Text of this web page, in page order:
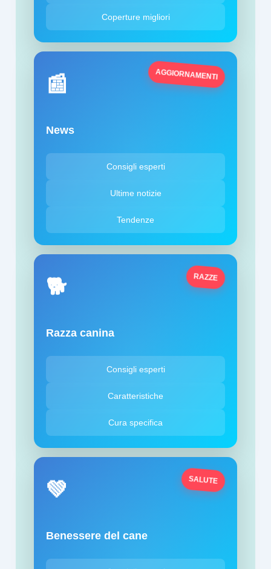
Coperture migliori
AGGIORNAMENTI
📰
News
Consigli esperti
Ultime notizie
Tendenze
RAZZE
🐕
Razza canina
Consigli esperti
Caratteristiche
Cura specifica
SALUTE
💚
Benessere del cane